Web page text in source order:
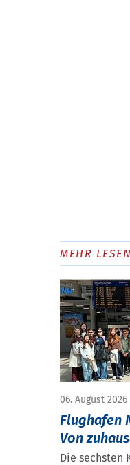
MEHR LESEN
06. August 2026
Flughafen
Von
Die sechsten